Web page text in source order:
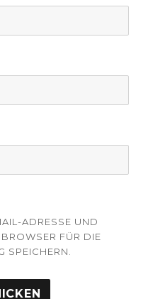
ADRESSE UND
FÜR DIE
SPEICHERN.